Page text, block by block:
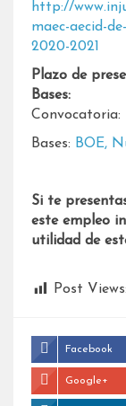
http://
maec-aecid-
2020-2021
Plazo de
Bases:
Convocatoria:
Bases: BOE,
Si te
este empleo
utilidad de
Post Views:
Facebook
Google+